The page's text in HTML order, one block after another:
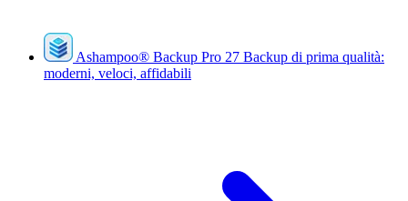
Ashampoo® Backup Pro 27 Backup di prima qualità:
moderni, veloci, affidabili